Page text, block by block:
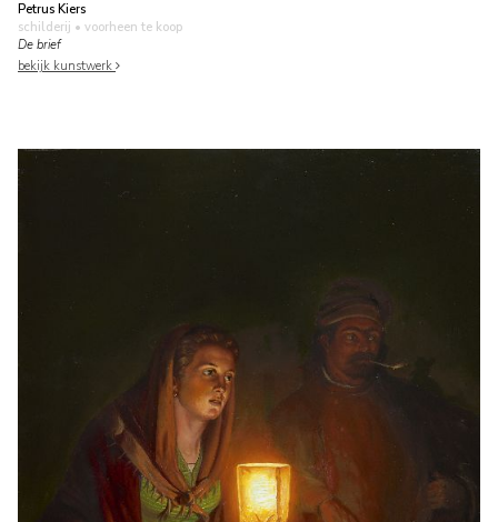
Petrus Kiers
schilderij • voorheen te koop
De brief
bekijk kunstwerk